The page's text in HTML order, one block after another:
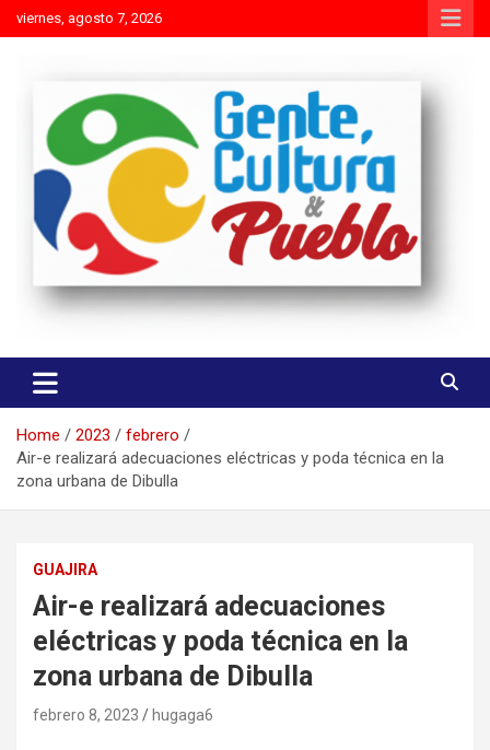
Skip
to
viernes, agosto 7, 2026
Gente Cultura y Pueblo
Home 2023
febrero
Air-e realizará adecuaciones eléctricas y poda técnica en la
zona urbana de Dibulla
GUAJIRA
Air-e realizará adecuaciones
eléctricas y poda técnica en la
zona urbana de Dibulla
febrero 8, 2023 hugaga6